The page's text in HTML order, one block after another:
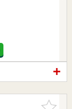
お気に入